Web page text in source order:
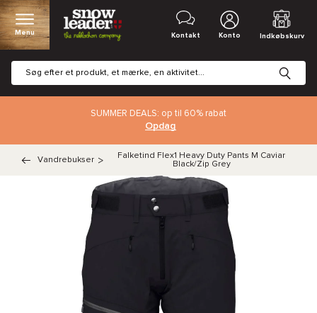
Menu Kontakt Konto Indkøbskurv
SUMMER DEALS: op til 60% rabat
Opdag
Vandrebukser >
Falketind Flex1 Heavy Duty Pants M Caviar
Black/Zip Grey